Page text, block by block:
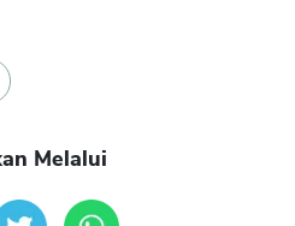
Melalui